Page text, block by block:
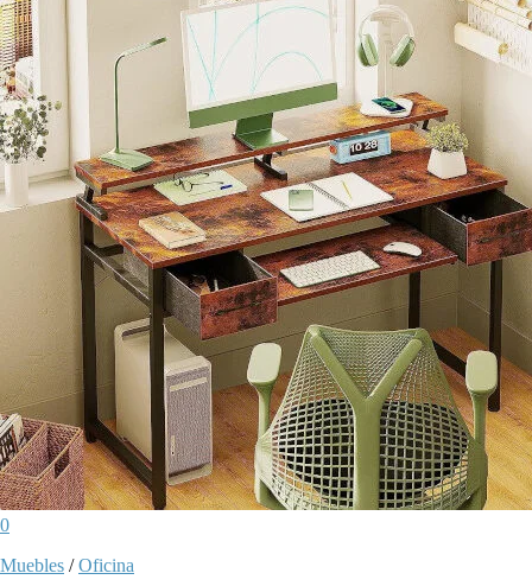
0
Muebles /Oficina